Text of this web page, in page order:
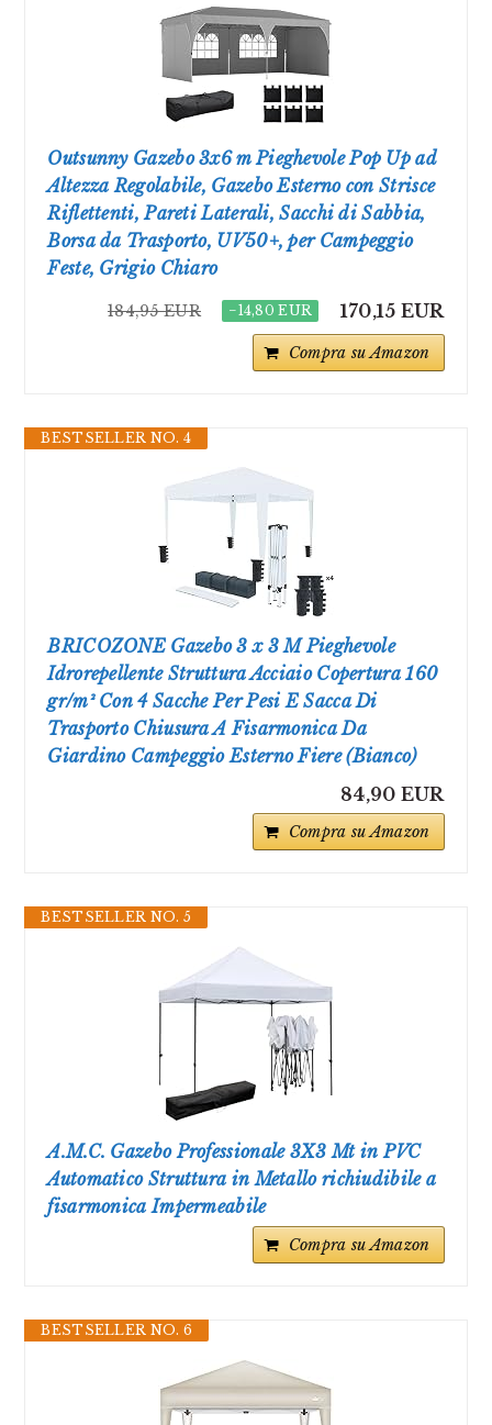
Outsunny Gazebo 3x6 m Pieghevole Pop Up ad
Altezza Regolabile, Gazebo Esterno con Strisce
Riflettenti, Pareti Laterali, Sacchi di Sabbia,
Borsa da Trasporto, UV50+, per Campeggio
Feste, Grigio Chiaro
184,95 EUR −14,80 EUR 170,15 EUR
Compra su Amazon
BESTSELLER NO. 4
BRICOZONE Gazebo 3 x 3 M Pieghevole
Idrorepellente Struttura Acciaio Copertura 160
gr/m² Con 4 Sacche Per Pesi E Sacca Di
Trasporto Chiusura A Fisarmonica Da
Giardino Campeggio Esterno Fiere (Bianco)
84,90 EUR
Compra su Amazon
BESTSELLER NO. 5
A.M.C. Gazebo Professionale 3X3 Mt in PVC
Automatico Struttura in Metallo richiudibile a
fisarmonica Impermeabile
Compra su Amazon
BESTSELLER NO. 6